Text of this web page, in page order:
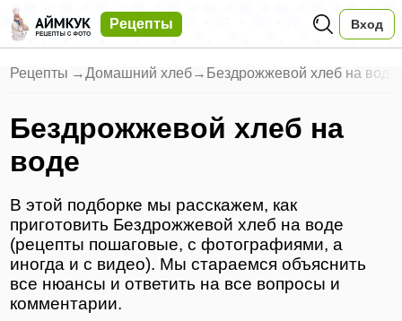
Рецепты Вход
Рецепты →Домашний хлеб→ Бездрожжевой хлеб на воде
Бездрожжевой хлеб на
воде
В этой подборке мы расскажем, как
приготовить Бездрожжевой хлеб на воде
(рецепты пошаговые, с фотографиями, а
иногда и с видео). Мы стараемся объяснить
все нюансы и ответить на все вопросы и
комментарии.